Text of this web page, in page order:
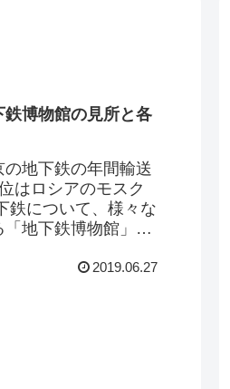
鉄博物館の見所と各
地下鉄の年間輸送
はロシアのモスク
鉄について、様々な
地下鉄博物館」で
2019.06.27